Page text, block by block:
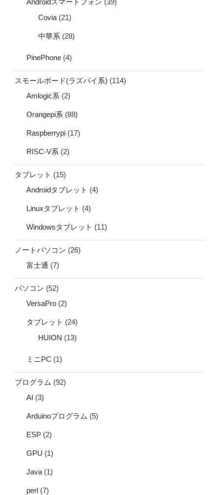
Androidスマートフォン (39)
Covia (21)
中華系 (28)
PinePhone (4)
スモールボード(ラズパイ系) (114)
Amlogic系 (2)
Orangepi系 (88)
Raspberrypi (17)
RISC-V系 (2)
タブレット (15)
Androidタブレット (4)
Linuxタブレット (4)
Windowsタブレット (11)
ノートパソコン (26)
富士通 (7)
パソコン (52)
VersaPro (2)
タブレット (24)
HUION (13)
ミニPC (1)
プログラム (92)
AI (3)
Arduinoプログラム (5)
ESP (2)
GPU (1)
Java (1)
perl (7)